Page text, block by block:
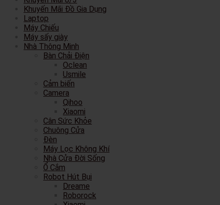
Khuyến Mãi Đồ Gia Dụng
Laptop
Máy Chiếu
Máy sấy giày
Nhà Thông Minh
Bàn Chải Điện
Oclean
Usmile
Cảm biến
Camera
Qihoo
Xiaomi
Cân Sức Khỏe
Chuông Cửa
Đèn
Máy Lọc Không Khí
Nhà Cửa Đời Sống
Ổ Cắm
Robot Hút Bụi
Dreame
Roborock